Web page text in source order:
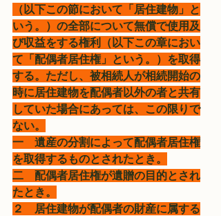
（以下この節において「居住建物」と
いう。）の全部について無償で使用及
び収益をする権利（以下この章におい
て「配偶者居住権」という。）を取得
する。ただし、被相続人が相続開始の
時に居住建物を配偶者以外の者と共有
していた場合にあっては、この限りで
ない。
一　遺産の分割によって配偶者居住権
を取得するものとされたとき。
二　配偶者居住権が遺贈の目的とされ
たとき。
２　居住建物が配偶者の財産に属する